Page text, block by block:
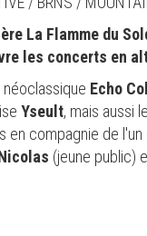
La Flamme du
les concerts en
néoclassique Echo
Yseult, mais aussi
en compagnie de
(jeune public)